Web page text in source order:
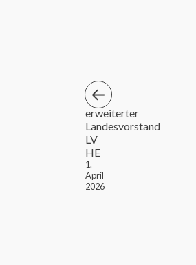
erweiterter
Landesvorstand
LV
HE
1.
April
2026